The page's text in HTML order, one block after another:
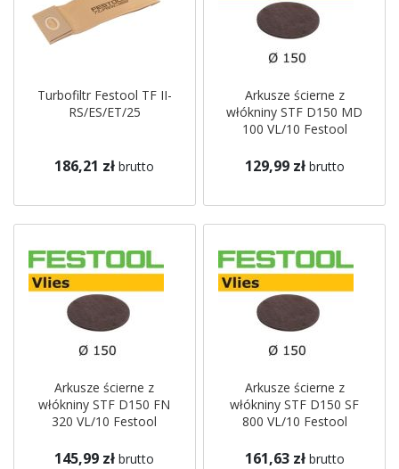
Turbofiltr Festool TF II-
RS/ES/ET/25
186,21 zł brutto
Arkusze ścierne z
włókniny STF D150 MD
100 VL/10 Festool
129,99 zł brutto
Arkusze ścierne z
włókniny STF D150 FN
320 VL/10 Festool
145,99 zł brutto
Arkusze ścierne z
włókniny STF D150 SF
800 VL/10 Festool
161,63 zł brutto